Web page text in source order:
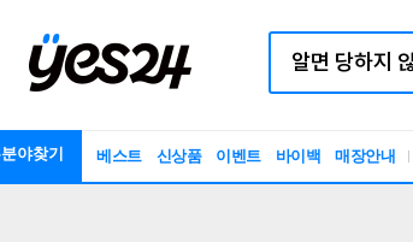
야찾기 베스트 신상품 이벤트 바이백 매장안내